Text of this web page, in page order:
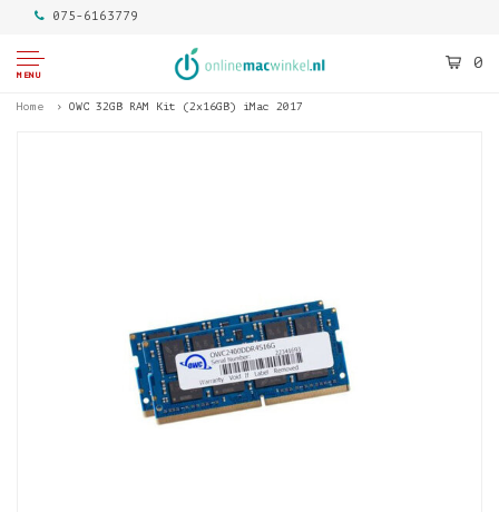
075-6163779
MENU
0
Home OWC 32GB RAM Kit (2x16GB) iMac 2017